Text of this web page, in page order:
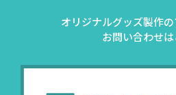
オリジナルグッズ製作の
お問い合わせ